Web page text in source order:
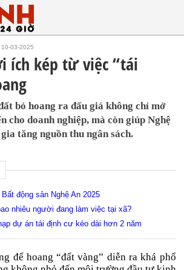
03-2025
ích kép từ việc “tái
bỏ hoang ra đấu giá không chỉ mở
cho doanh nghiệp, mà còn giúp Nghệ
tăng nguồn thu ngân sách.
động sản Nghệ An 2025
nhiêu người đang làm việc tại xã?
dự án tái định cư kéo dài hơn 2 năm
để hoang “đất vàng” diễn ra khá phổ